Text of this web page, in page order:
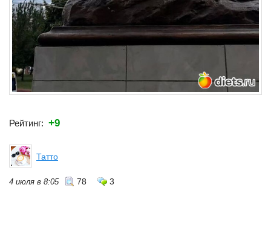
Рейтинг: +9
Татто
4 июля в 8:05 78 3